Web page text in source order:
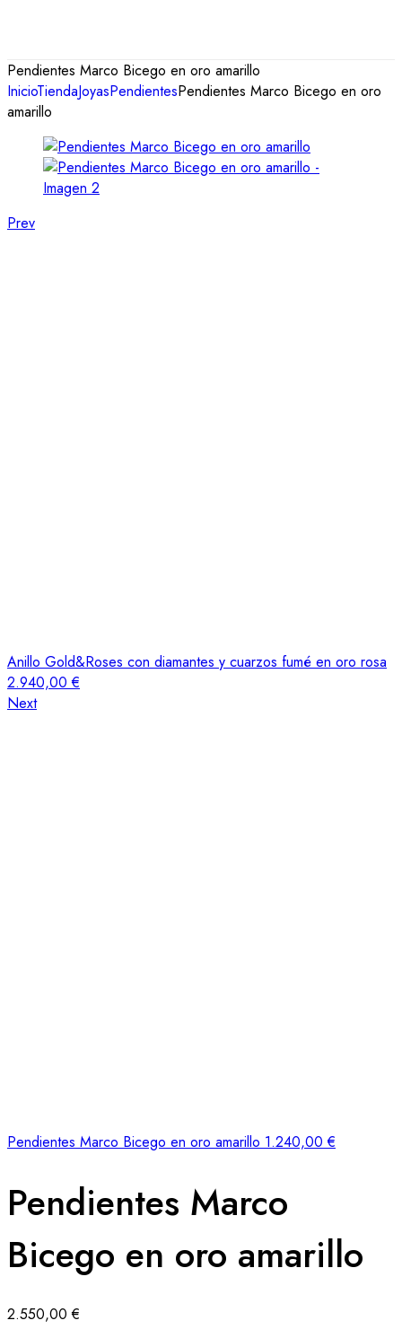
Pendientes Marco Bicego en oro amarillo
InicioTiendaJoyasPendientesPendientes Marco Bicego en oro
amarillo
Prev
Anillo Gold&Roses con diamantes y cuarzos fumé en oro rosa
2.940,00€
Next
Pendientes Marco Bicego en oro amarillo 1.240,00€
Pendientes Marco
Bicego en oro amarillo
2.550,00€